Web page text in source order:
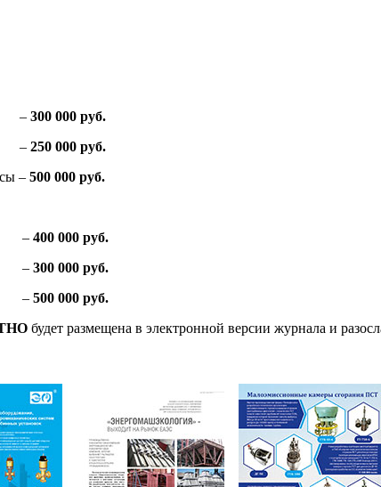
– 300 000 руб.
– 250 000 руб.
– 500 000 руб.
– 400 000 руб.
– 300 000 руб.
– 500 000 руб.
будет размещена в электронной версии журнала и